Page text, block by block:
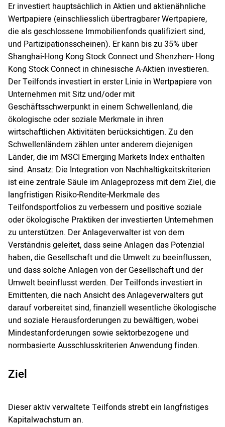
Er investiert hauptsächlich in Aktien und aktienähnliche
Wertpapiere (einschliesslich übertragbarer Wertpapiere,
die als geschlossene Immobilienfonds qualifiziert sind,
und Partizipationsscheinen). Er kann bis zu 35% über
Shanghai-Hong Kong Stock Connect und Shenzhen- Hong
Kong Stock Connect in chinesische A-Aktien investieren.
Der Teilfonds investiert in erster Linie in Wertpapiere von
Unternehmen mit Sitz und/oder mit
Geschäftsschwerpunkt in einem Schwellenland, die
ökologische oder soziale Merkmale in ihren
wirtschaftlichen Aktivitäten berücksichtigen. Zu den
Schwellenländern zählen unter anderem diejenigen
Länder, die im MSCI Emerging Markets Index enthalten
sind. Ansatz: Die Integration von Nachhaltigkeitskriterien
ist eine zentrale Säule im Anlageprozess mit dem Ziel, die
langfristigen Risiko-Rendite-Merkmale des
Teilfondsportfolios zu verbessern und positive soziale
oder ökologische Praktiken der investierten Unternehmen
zu unterstützen. Der Anlageverwalter ist von dem
Verständnis geleitet, dass seine Anlagen das Potenzial
haben, die Gesellschaft und die Umwelt zu beeinflussen,
und dass solche Anlagen von der Gesellschaft und der
Umwelt beeinflusst werden. Der Teilfonds investiert in
Emittenten, die nach Ansicht des Anlageverwalters gut
darauf vorbereitet sind, finanziell wesentliche ökologische
und soziale Herausforderungen zu bewältigen, wobei
Mindestanforderungen sowie sektorbezogene und
normbasierte Ausschlusskriterien Anwendung finden.
Ziel
Dieser aktiv verwaltete Teilfonds strebt ein langfristiges
Kapitalwachstum an.